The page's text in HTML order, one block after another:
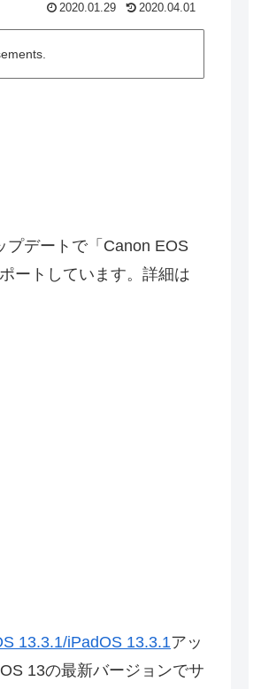
2020.01.29 2020.04.01
デートで「Canon EOS
ートしています。詳細は
13.3.1/iPadOS 13.3.1アッ
13の最新バージョンでサ